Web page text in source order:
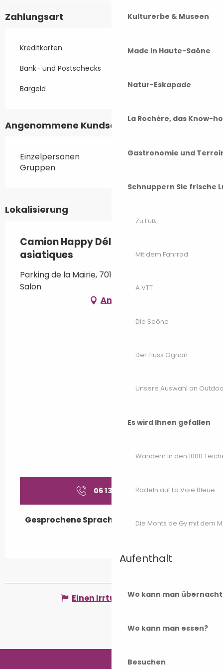
Kulturerbe & Museen
Made in Haute-Saône
Natur-Eskapade
La Rochère, das Know-
Gastronomie und
Schnuppern Sie frische
Zu Fuß
Mit dem Fahrrad
A VTT
Die Saône
Der Fluss Ognon
Unsere Auswahl an
Es wird Ihnen gefallen
Wandern in den 1000
Radeln auf La Voie Bleue
Die Monts de Gy mit dem
Aufenthalt
Wo kann man
Wo kann man essen?
Besuchen
Zahlungsart
Kreditkarten
Bank- und Postschecks
Bargeld
Angenommene Kundschaften
Einzelpersonen
Gruppen
Lokalisierung
Camion Happy Délices - Spécialités
asiatiques
Parking de la Mairie, 70180 Dampierre-sur-
Salon
Anfahrt
06 13 90 04▒▒
Gesprochene Sprachen
Gesprochene Sprachen
Einen Irrtum angeben